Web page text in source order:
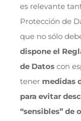
es relevante
Protección de
que no sólo
dispone el
de Datos con
tener medidas
para evitar
“sensibles” de